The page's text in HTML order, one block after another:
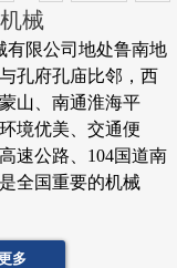
械
限公司地处鲁南地
孔府孔庙比邻，西
山、南通淮海平
境优美、交通便
速公路、104国道南
全国重要的机械
多